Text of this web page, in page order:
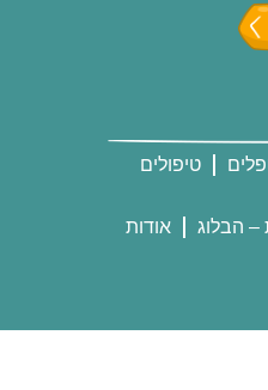
טיפולים
– הבלוג
אודות